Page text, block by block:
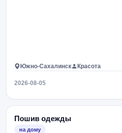
Южно-Сахалинск Красота
2026-08-05
Пошив одежды
на дому